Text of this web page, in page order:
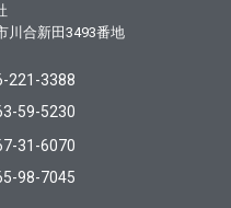
川合新田3493番地
221-3388
59-5230
31-6070
98-7045